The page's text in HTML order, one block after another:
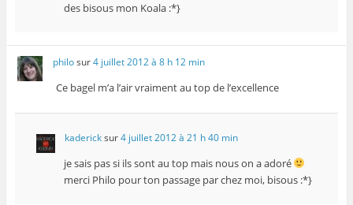
des bisous mon Koala :*}
philosur4 juillet 2012 à 8 h 12 min
Ce bagel m’a l’air vraiment au top de l’excellence
kadericksur4 juillet 2012 à 21 h 40 min
je sais pas si ils sont au top mais nous on a adoré
merci Philo pour ton passage par chez moi, bisous :*}